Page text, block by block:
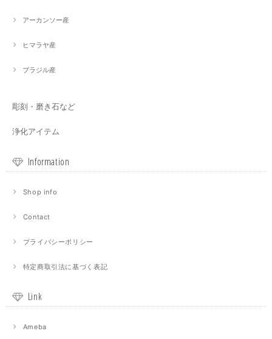
アーカンソー産
ヒマラヤ産
ブラジル産
彫刻・磨き石など
浄化アイテム
Information
Shop info
Contact
プライバシーポリシー
特定商取引法に基づく表記
Link
Ameba